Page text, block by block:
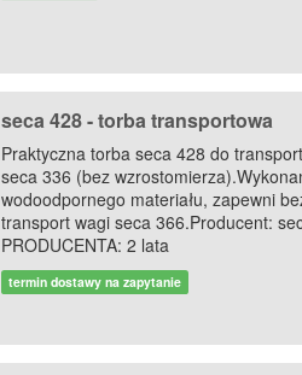
seca 428 - torba transportowa
Praktyczna torba seca 428 do
seca 336 (bez
wodoodpornego materiału, zapewni
transport wagi seca 366.Producent:
PRODUCENTA: 2 lata
termin dostawy na zapytanie